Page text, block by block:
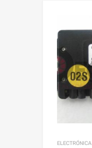
ELECTRÓNICA